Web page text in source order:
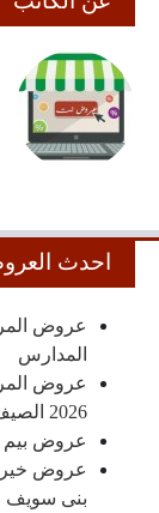
احدث
المدارس
2026 الصيف أحلى مع المرشدى
عروض بيم اليوم 3 – 4
بنى سويف